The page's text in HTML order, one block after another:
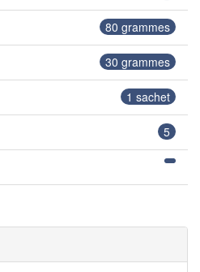
80 grammes
30 grammes
1 sachet
5